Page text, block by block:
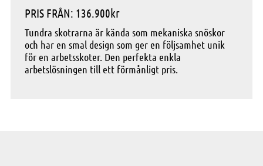
PRIS FRÅN: 136.900kr
Tundra skotrarna är kända som mekaniska snöskor
och har en smal design som ger en följsamhet unik
för en arbetsskoter. Den perfekta enkla
arbetslösningen till ett förmånligt pris.